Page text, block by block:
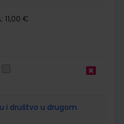
11,00 €
i društvo u drugom